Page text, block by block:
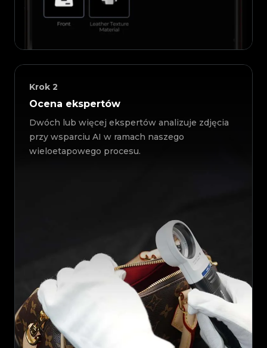
Krok 2
Ocena ekspertów
Dwóch lub więcej ekspertów analizuje zdjęcia
przy wsparciu AI w ramach naszego
wieloetapowego procesu.